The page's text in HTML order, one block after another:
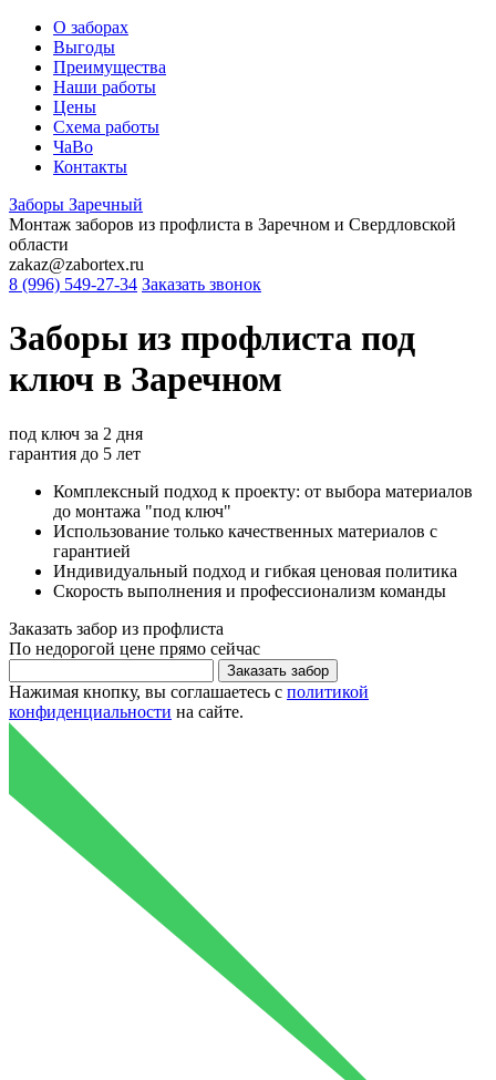
О заборах
Выгоды
Преимущества
Наши работы
Цены
Схема работы
ЧаВо
Контакты
Заборы Заречный
Монтаж заборов из профлиста в Заречном и Свердловской
области
zakaz@zabortex.ru
8 (996) 549-27-34 Заказать звонок
Заборы из профлиста под
ключ в Заречном
под ключ за 2 дня
гарантия до 5 лет
Комплексный подход к проекту: от выбора материалов
до монтажа "под ключ"
Использование только качественных материалов с
гарантией
Индивидуальный подход и гибкая ценовая политика
Скорость выполнения и профессионализм команды
Заказать забор из профлиста
По недорогой цене прямо сейчас
Нажимая кнопку, вы соглашаетесь с политикой
конфиденциальности на сайте.